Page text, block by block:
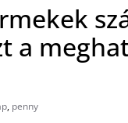
a
, penny